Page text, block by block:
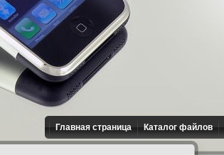
Главная страница Каталог файлов